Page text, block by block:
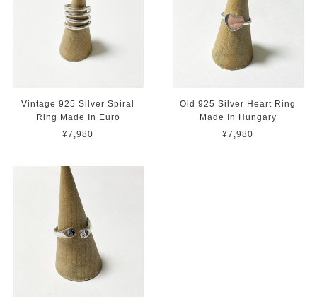
Vintage 925 Silver Spiral
Ring Made In Euro
¥7,980
Old 925 Silver Heart Ring
Made In Hungary
¥7,980